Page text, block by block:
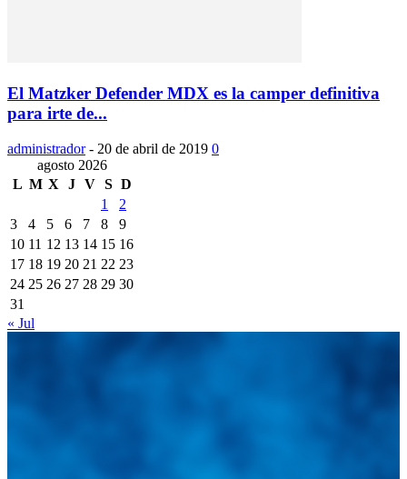
El Matzker Defender MDX es la camper definitiva
para irte de...
administrador - 20 de abril de 2019 0
agosto 2026
L M X J V S D
1
2
3
4 5 6 7 8
9
10 11 12 13 14 15 16
17 18 19 20 21 22 23
24 25 26 27 28 29 30
31
« Jul